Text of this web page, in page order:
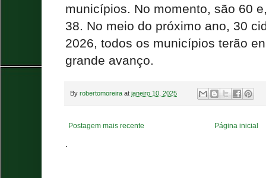
municípios. No momento, são 60
38. No meio do próximo ano, 30
2026, todos os municípios terão
grande avanço.
By robertomoreira at janeiro 10, 2025
Postagem mais recente Página inicial
.